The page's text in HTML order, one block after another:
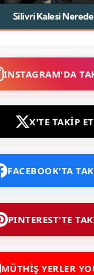
Silivri Kalesi
INSTAGRAM'DA
X'TE TAKİP ET
FACEBOOK'TA
PINTEREST'TE
MÜTHİŞ YERLER